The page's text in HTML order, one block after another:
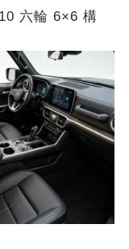
六輪 6×6 構